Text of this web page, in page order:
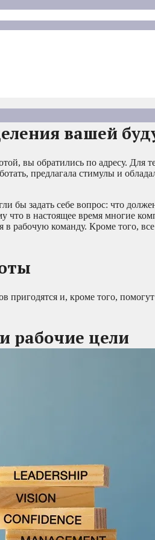
вашей
вы обратились по адресу. Для
предлагала стимулы и
бы задать себе вопрос: что
что в настоящее время многие
рабочую команду. Кроме того,
пригодятся и, кроме того,
рабочие цели